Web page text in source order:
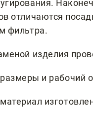
отличаются
фильтра.
изделия
размеры и рабочий
материал